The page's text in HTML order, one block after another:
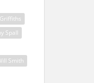
Spall
Smith